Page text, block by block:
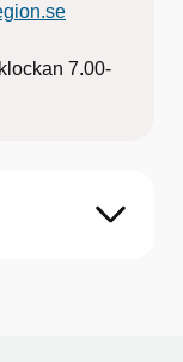
7.00-